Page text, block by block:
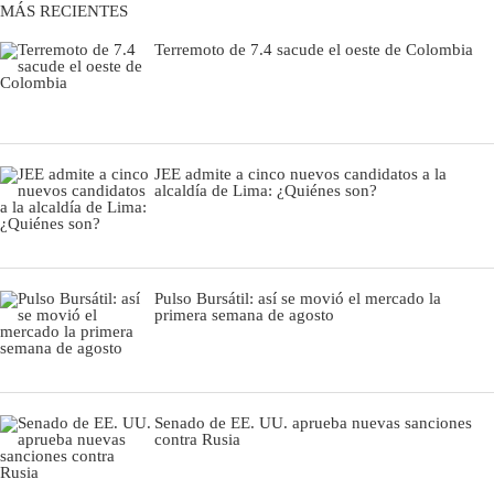
EEUU
México
Tecnología
G de Gestión
Podcast
Gestión TV
MÁS RECIENTES
Terremoto de 7.4 sacude el oeste de Colombia
JEE admite a cinco nuevos candidatos a la
alcaldía de Lima: ¿Quiénes son?
Pulso Bursátil: así se movió el mercado la
primera semana de agosto
Senado de EE. UU. aprueba nuevas sanciones
contra Rusia